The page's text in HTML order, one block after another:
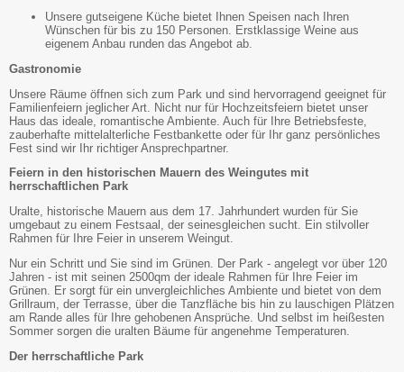
Unsere gutseigene Küche bietet Ihnen Speisen nach Ihren
Wünschen für bis zu 150 Personen. Erstklassige Weine aus
eigenem Anbau runden das Angebot ab.
Gastronomie
Unsere Räume öffnen sich zum Park und sind hervorragend geeignet für
Familienfeiern jeglicher Art. Nicht nur für Hochzeitsfeiern bietet unser
Haus das ideale, romantische Ambiente. Auch für Ihre Betriebsfeste,
zauberhafte mittelalterliche Festbankette oder für Ihr ganz persönliches
Fest sind wir Ihr richtiger Ansprechpartner.
Feiern in den historischen Mauern des Weingutes mit
herrschaftlichen Park
Uralte, historische Mauern aus dem 17. Jahrhundert wurden für Sie
umgebaut zu einem Festsaal, der seinesgleichen sucht. Ein stilvoller
Rahmen für Ihre Feier in unserem Weingut.
Nur ein Schritt und Sie sind im Grünen. Der Park - angelegt vor über 120
Jahren - ist mit seinen 2500qm der ideale Rahmen für Ihre Feier im
Grünen. Er sorgt für ein unvergleichliches Ambiente und bietet von dem
Grillraum, der Terrasse, über die Tanzfläche bis hin zu lauschigen Plätzen
am Rande alles für Ihre gehobenen Ansprüche. Und selbst im heißesten
Sommer sorgen die uralten Bäume für angenehme Temperaturen.
Der herrschaftliche Park